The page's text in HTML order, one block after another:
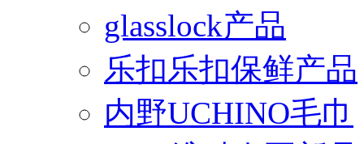
glasslock产品
乐扣乐扣保鲜产品
内野UCHINO毛巾